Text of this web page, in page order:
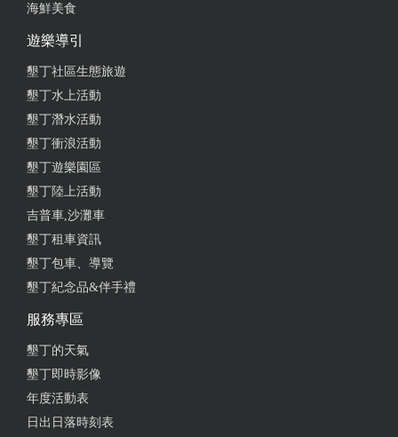
海鮮美食
遊樂導引
墾丁社區生態旅遊
墾丁水上活動
墾丁潛水活動
墾丁衝浪活動
墾丁遊樂園區
墾丁陸上活動
吉普車,沙灘車
墾丁租車資訊
墾丁包車、導覽
墾丁紀念品&伴手禮
服務專區
墾丁的天氣
墾丁即時影像
年度活動表
日出日落時刻表